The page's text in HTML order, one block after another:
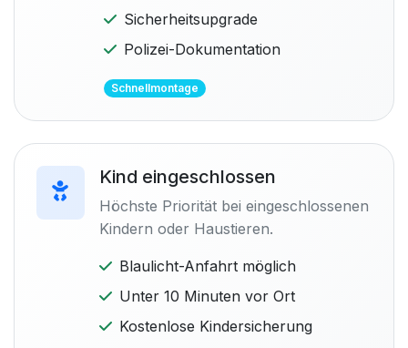
Sicherheitsupgrade
Polizei-Dokumentation
Schnellmontage
Kind eingeschlossen
Höchste Priorität bei eingeschlossenen
Kindern oder Haustieren.
Blaulicht-Anfahrt möglich
Unter 10 Minuten vor Ort
Kostenlose Kindersicherung